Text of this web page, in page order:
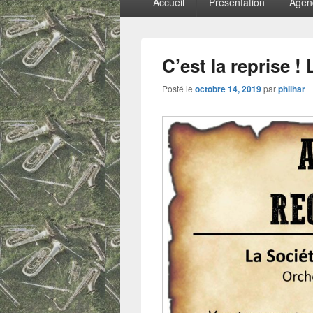
principal
C’est la reprise !
Posté le octobre 14, 2019parphilhar